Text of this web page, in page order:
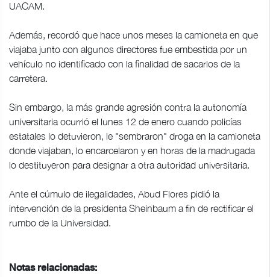
UACAM.
Además, recordó que hace unos meses la camioneta en que
viajaba junto con algunos directores fue embestida por un
vehículo no identificado con la finalidad de sacarlos de la
carretera.
Sin embargo, la más grande agresión contra la autonomía
universitaria ocurrió el lunes 12 de enero cuando policías
estatales lo detuvieron, le "sembraron" droga en la camioneta
donde viajaban, lo encarcelaron y en horas de la madrugada
lo destituyeron para designar a otra autoridad universitaria.
Ante el cúmulo de ilegalidades, Abud Flores pidió la
intervención de la presidenta Sheinbaum a fin de rectificar el
rumbo de la Universidad.
Notas relacionadas: